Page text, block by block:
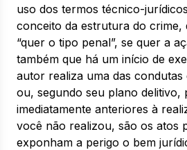
uso dos termos técnico-
conceito da estrutura do crime,
“quer o tipo penal”, se quer a
também que há um início de
autor realiza uma das
ou, segundo seu plano delitivo,
imediatamente anteriores à
você não realizou, são os atos
exponham a perigo o bem